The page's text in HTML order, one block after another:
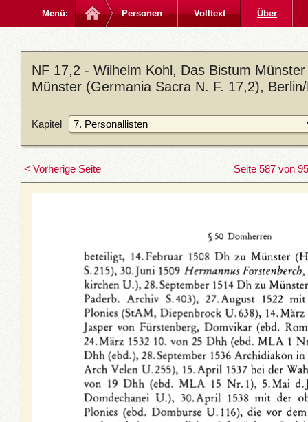
Menü: Personen Volltext Über
NF 17,2 - Wilhelm Kohl, Das Bistum
Münster (Germania Sacra N. F. 17,2),
Kapitel
< Vorherige Seite Seite 587 von